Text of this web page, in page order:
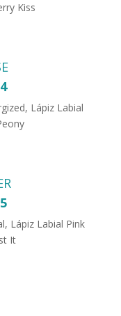
Kiss
Lápiz Labial
Lápiz Labial Pink
It